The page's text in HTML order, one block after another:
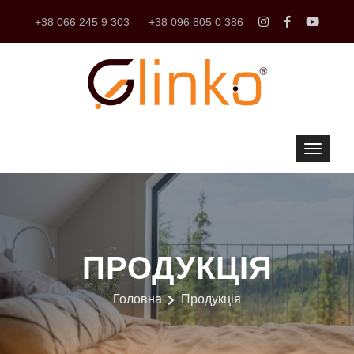
+38 066 245 9 303 +38 096 805 0 386
ПРОДУКЦІЯ
Головна Продукція